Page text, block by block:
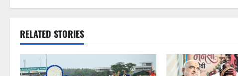
RELATED STORIES